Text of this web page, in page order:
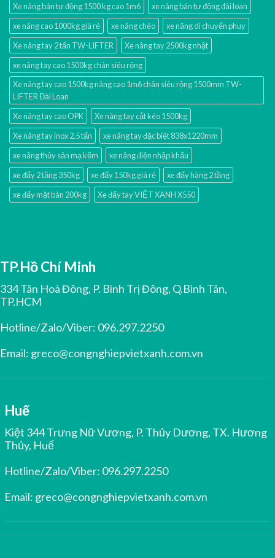
Xe nâng bán tự động 1500 kg cao 1m6
xe nâng bán tự động đài loan
xe nâng cao 1000kg giá rẻ
xe nâng chéo
xe nâng di chuyển phuy
Xe nâng tay 2 tấn TW-LIFTER
Xe nâng tay 2500kg nhật
xe nâng tay cao 1500kg chân siêu rộng
Xe nâng tay cao 1500kg nâng cao 1m6 chân siêu rộng 1500mm TW-
LIFTER Đài Loan
Xe nâng tay cao OPK
Xe nâng tay cắt kéo 1500kg
Xe nâng tay inox 2.5 tấn
xe nâng tay đặc biệt 838x1220mm
xe nâng thủy sản mạ kẽm
xe nâng điện nhập khấu
xe đẩy 2 tầng 350kg
xe đẩy 150kg giá rẻ
xe đẩy hàng 2 tầng
xe đẩy mặt bàn 200kg
Xe đẩy tay VIỆT XANH X550
TP.Hồ Chí Minh
334 Tân Hoà Đông, P. Bình Trị Đông, Q.Bình Tân,
TP.HCM
Hotline/Zalo/Viber: 096.297.2250
Email: greco@congnghiepvietxanh.com.vn
Huế
Kiệt 344 Trưng Nữ Vương, P. Thủy Dương, TX. Hương
Thủy, Huế
Hotline/Zalo/Viber: 096.297.2250
Email: greco@congnghiepvietxanh.com.vn